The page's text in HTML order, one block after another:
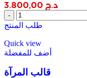
د.ج
حامل
دائري
طلب المنتج
Quick view
أضف للمفضلة
قالب المرآة